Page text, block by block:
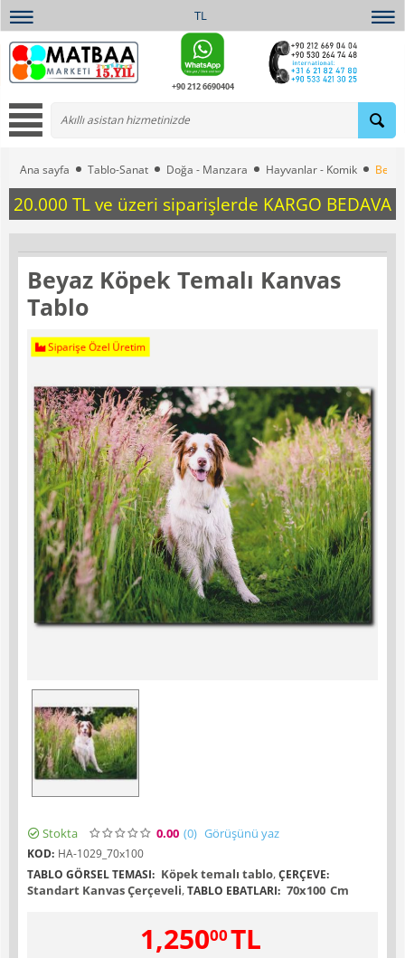
TL
+90 212 6690404
Ana sayfa Tablo-Sanat Doğa - Manzara Hayvanlar - Komik
20.000 TL ve üzeri siparişlerde KARGO BEDAVA
Beyaz Köpek Temalı Kanvas
Tablo
Siparişe Özel Üretim
Stokta 0.00 (0) Görüşünü yaz
KOD: HA-1029_70x100
TABLO GÖRSEL TEMASI: Köpek temalı tablo,ÇERÇEVE:
Standart Kanvas Çerçeveli,TABLO EBATLARI: 70x100 Cm
1,25000TL